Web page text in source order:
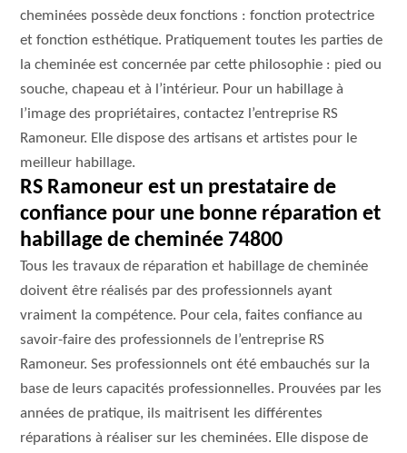
cheminées possède deux fonctions : fonction protectrice
et fonction esthétique. Pratiquement toutes les parties de
la cheminée est concernée par cette philosophie : pied ou
souche, chapeau et à l’intérieur. Pour un habillage à
l’image des propriétaires, contactez l’entreprise RS
Ramoneur. Elle dispose des artisans et artistes pour le
meilleur habillage.
RS Ramoneur est un prestataire de
confiance pour une bonne réparation et
habillage de cheminée 74800
Tous les travaux de réparation et habillage de cheminée
doivent être réalisés par des professionnels ayant
vraiment la compétence. Pour cela, faites confiance au
savoir-faire des professionnels de l’entreprise RS
Ramoneur. Ses professionnels ont été embauchés sur la
base de leurs capacités professionnelles. Prouvées par les
années de pratique, ils maitrisent les différentes
réparations à réaliser sur les cheminées. Elle dispose de